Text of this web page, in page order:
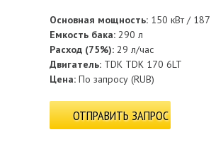
Основная мощность: 150 кВт /
Емкость бака: 290 л
Расход (75%): 29 л/час
Двигатель: TDK TDK 170 6LT
Цена: По запросу (RUB)
ОТПРАВИТЬ ЗАПРОС